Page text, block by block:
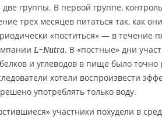
группы. В первой группе,
трёх месяцев питаться так, как
«поститься» — в течение
L-Nutra. В «постные» дни
и углеводов в пище было
хотели воспроизвести
употреблять только воду.
участники похудели в